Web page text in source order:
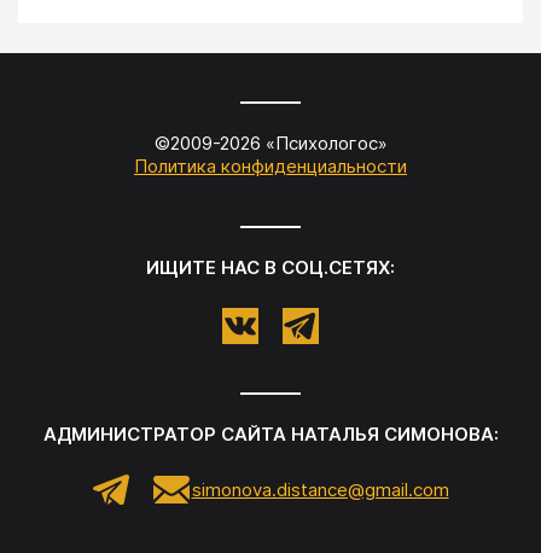
©2009-2026 «Психологос»
Политика конфиденциальности
ИЩИТЕ НАС В СОЦ.СЕТЯХ:
АДМИНИСТРАТОР САЙТА НАТАЛЬЯ СИМОНОВА:
simonova.distance@gmail.com